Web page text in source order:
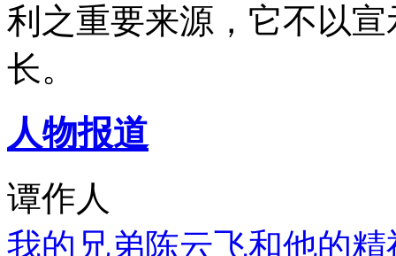
利之重要来源，它不以
长。
人物报道
谭作人
我的兄弟陈云飞和他的